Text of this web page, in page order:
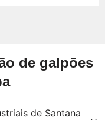
de galpões
de Santana